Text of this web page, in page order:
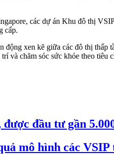
các dự án Khu đô thị
cấp.
xen kẽ giữa các đô thị thấp
và chăm sóc sức khỏe theo tiêu
đầu tư gần
mô hình các VSIP